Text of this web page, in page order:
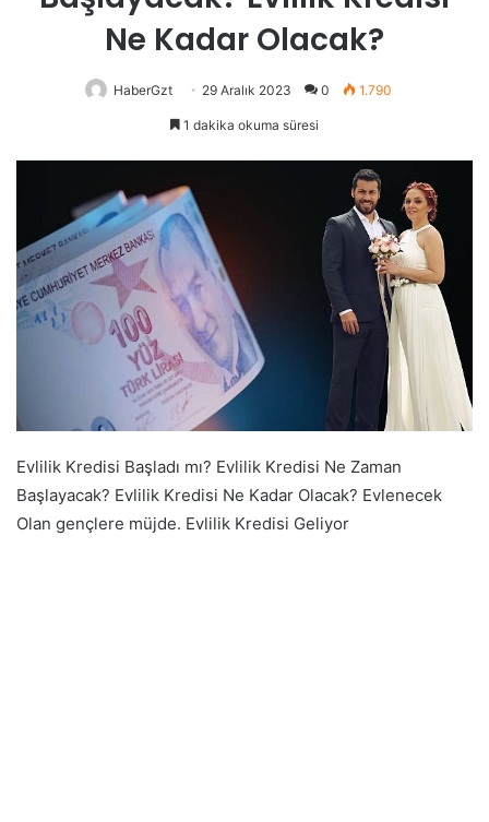
Ne Kadar Olacak?
HaberGzt 29 Aralık 2023 0 1.790
1 dakika okuma süresi
Evlilik Kredisi Başladı mı? Evlilik Kredisi Ne Zaman
Başlayacak? Evlilik Kredisi Ne Kadar Olacak? Evlenecek
Olan gençlere müjde. Evlilik Kredisi Geliyor